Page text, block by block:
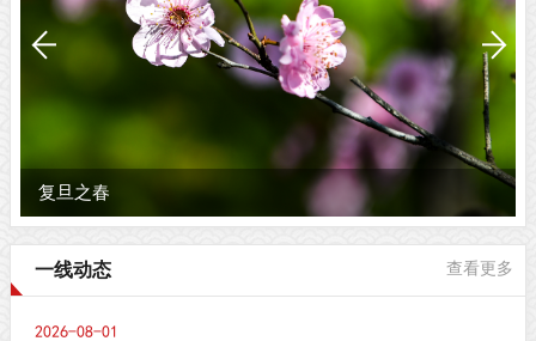
复旦之春
一线动态 查看更多
2026-08-01